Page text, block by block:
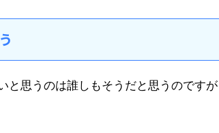
と思うのは誰しもそうだと思うのですが